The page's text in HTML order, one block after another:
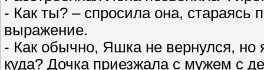
- Как ты? – спросила она, стараясь
выражение.
- Как обычно, Яшка не вернулся,
куда? Дочка приезжала с мужем с